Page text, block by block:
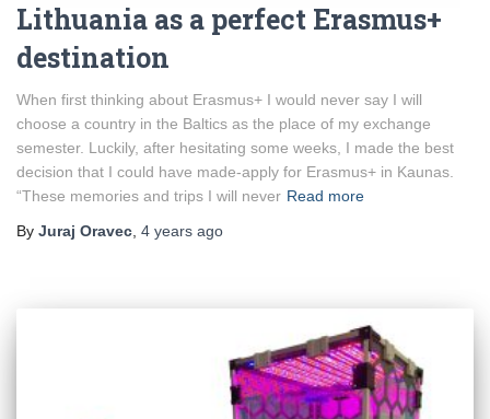
Lithuania as a perfect Erasmus+
destination
When first thinking about Erasmus+ I would never say I will
choose a country in the Baltics as the place of my exchange
semester. Luckily, after hesitating some weeks, I made the best
decision that I could have made-apply for Erasmus+ in Kaunas.
“These memories and trips I will never Read more
By Juraj Oravec, 4 years ago